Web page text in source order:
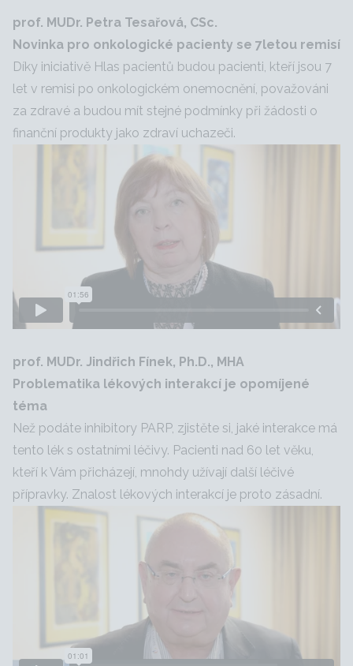
prof. MUDr. Petra Tesařová, CSc.
Novinka pro onkologické pacienty se 7letou remisí
Díky iniciativě Hlas pacientů budou pacienti, kteří jsou 7
let v remisi po onkologickém onemocnění, považováni
za zdravé a budou mít stejné podmínky při žádosti o
finanční produkty jako zdraví uchazeči.
prof. MUDr. Jindřich Fínek, Ph.D., MHA
Problematika lékových interakcí je opomíjené
téma
Než podáte inhibitory PARP, zjistěte si, jaké interakce má
tento lék s ostatními léčivy. Pacienti nad 60 let věku,
kteří k Vám přicházejí, mnohdy užívají další léčivé
přípravky. Znalost lékových interakcí je proto zásadní.